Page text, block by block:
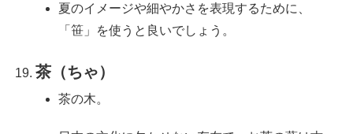
夏のイメージや細やかさを表現するために、
「笹」を使うと良いでしょう。
茶（ちゃ）
茶の木。